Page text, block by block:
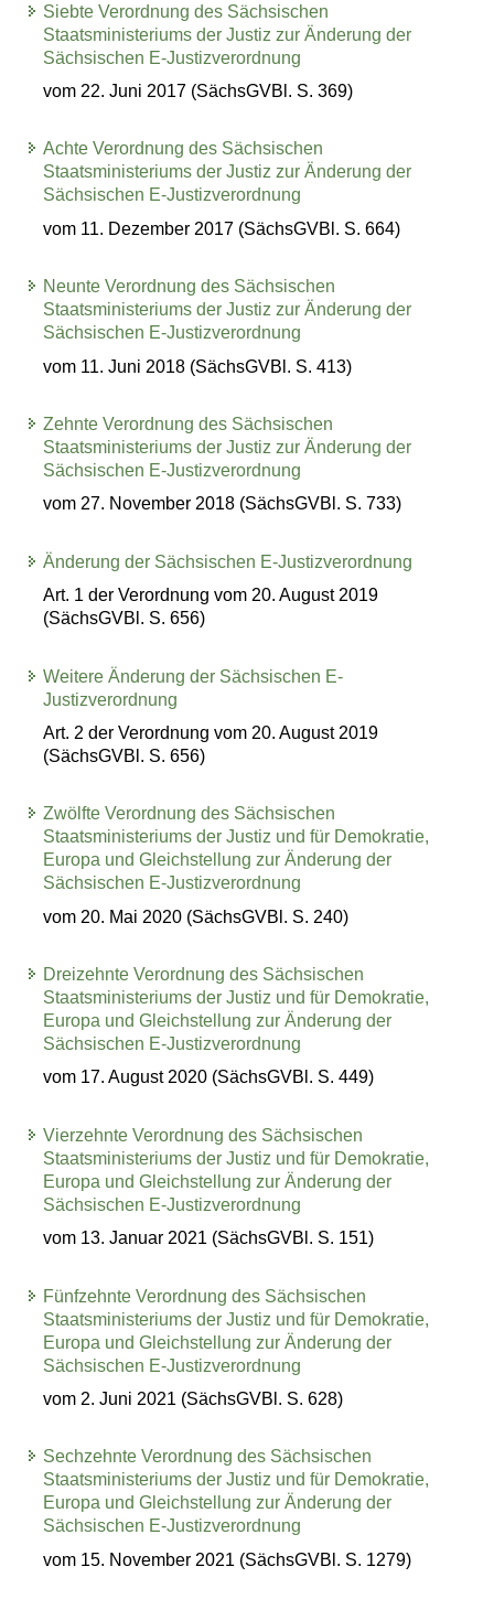
Siebte Verordnung des Sächsischen
Staatsministeriums der Justiz zur Änderung der
Sächsischen E-Justizverordnung
vom 22. Juni 2017 (SächsGVBl. S. 369)
Achte Verordnung des Sächsischen
Staatsministeriums der Justiz zur Änderung der
Sächsischen E-Justizverordnung
vom 11. Dezember 2017 (SächsGVBl. S. 664)
Neunte Verordnung des Sächsischen
Staatsministeriums der Justiz zur Änderung der
Sächsischen E-Justizverordnung
vom 11. Juni 2018 (SächsGVBl. S. 413)
Zehnte Verordnung des Sächsischen
Staatsministeriums der Justiz zur Änderung der
Sächsischen E-Justizverordnung
vom 27. November 2018 (SächsGVBl. S. 733)
Änderung der Sächsischen E-Justizverordnung
Art. 1 der Verordnung vom 20. August 2019
(SächsGVBl. S. 656)
Weitere Änderung der Sächsischen E-
Justizverordnung
Art. 2 der Verordnung vom 20. August 2019
(SächsGVBl. S. 656)
Zwölfte Verordnung des Sächsischen
Staatsministeriums der Justiz und für Demokratie,
Europa und Gleichstellung zur Änderung der
Sächsischen E-Justizverordnung
vom 20. Mai 2020 (SächsGVBl. S. 240)
Dreizehnte Verordnung des Sächsischen
Staatsministeriums der Justiz und für Demokratie,
Europa und Gleichstellung zur Änderung der
Sächsischen E-Justizverordnung
vom 17. August 2020 (SächsGVBl. S. 449)
Vierzehnte Verordnung des Sächsischen
Staatsministeriums der Justiz und für Demokratie,
Europa und Gleichstellung zur Änderung der
Sächsischen E-Justizverordnung
vom 13. Januar 2021 (SächsGVBl. S. 151)
Fünfzehnte Verordnung des Sächsischen
Staatsministeriums der Justiz und für Demokratie,
Europa und Gleichstellung zur Änderung der
Sächsischen E-Justizverordnung
vom 2. Juni 2021 (SächsGVBl. S. 628)
Sechzehnte Verordnung des Sächsischen
Staatsministeriums der Justiz und für Demokratie,
Europa und Gleichstellung zur Änderung der
Sächsischen E-Justizverordnung
vom 15. November 2021 (SächsGVBl. S. 1279)